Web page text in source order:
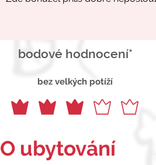
bodové hodnocení*
bez velkých potíží
O ubytování